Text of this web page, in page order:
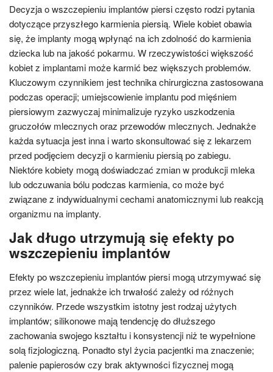
Decyzja o wszczepieniu implantów piersi często rodzi pytania
dotyczące przyszłego karmienia piersią. Wiele kobiet obawia
się, że implanty mogą wpłynąć na ich zdolność do karmienia
dziecka lub na jakość pokarmu. W rzeczywistości większość
kobiet z implantami może karmić bez większych problemów.
Kluczowym czynnikiem jest technika chirurgiczna zastosowana
podczas operacji; umiejscowienie implantu pod mięśniem
piersiowym zazwyczaj minimalizuje ryzyko uszkodzenia
gruczołów mlecznych oraz przewodów mlecznych. Jednakże
każda sytuacja jest inna i warto skonsultować się z lekarzem
przed podjęciem decyzji o karmieniu piersią po zabiegu.
Niektóre kobiety mogą doświadczać zmian w produkcji mleka
lub odczuwania bólu podczas karmienia, co może być
związane z indywidualnymi cechami anatomicznymi lub reakcją
organizmu na implanty.
Jak długo utrzymują się efekty po
wszczepieniu implantów
Efekty po wszczepieniu implantów piersi mogą utrzymywać się
przez wiele lat, jednakże ich trwałość zależy od różnych
czynników. Przede wszystkim istotny jest rodzaj użytych
implantów; silikonowe mają tendencję do dłuższego
zachowania swojego kształtu i konsystencji niż te wypełnione
solą fizjologiczną. Ponadto styl życia pacjentki ma znaczenie;
palenie papierosów czy brak aktywności fizycznej mogą